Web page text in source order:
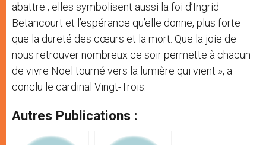
abattre ; elles symbolisent aussi la foi d’Ingrid
Betancourt et l’espérance qu’elle donne, plus forte
que la dureté des cœurs et la mort. Que la joie de
nous retrouver nombreux ce soir permette à chacun
de vivre Noël tourné vers la lumière qui vient », a
conclu le cardinal Vingt-Trois.
Autres Publications :